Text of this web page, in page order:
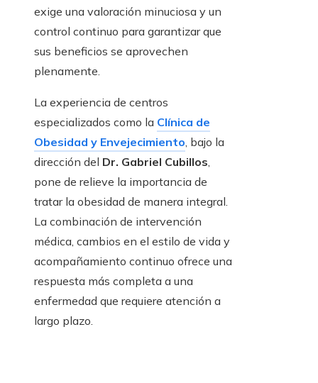
exige una valoración minuciosa y un
control continuo para garantizar que
sus beneficios se aprovechen
plenamente.
La experiencia de centros
especializados como la Clínica de
Obesidad y Envejecimiento, bajo la
dirección del Dr. Gabriel Cubillos,
pone de relieve la importancia de
tratar la obesidad de manera integral.
La combinación de intervención
médica, cambios en el estilo de vida y
acompañamiento continuo ofrece una
respuesta más completa a una
enfermedad que requiere atención a
largo plazo.